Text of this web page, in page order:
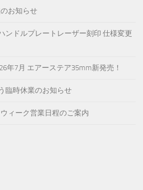
お知らせ
ンドルプレートレーザー刻印 仕様変更
年7月 エアーステア35mm新発売！
臨時休業のお知らせ
ィーク営業日程のご案内